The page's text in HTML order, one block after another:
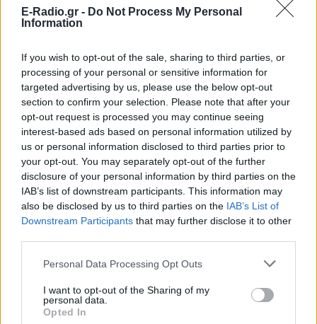
E-Radio.gr - Do Not Process My Personal
Information
If you wish to opt-out of the sale, sharing to third parties, or
processing of your personal or sensitive information for
targeted advertising by us, please use the below opt-out
section to confirm your selection. Please note that after your
opt-out request is processed you may continue seeing
interest-based ads based on personal information utilized by
us or personal information disclosed to third parties prior to
your opt-out. You may separately opt-out of the further
disclosure of your personal information by third parties on the
IAB’s list of downstream participants. This information may
also be disclosed by us to third parties on the IAB’s List of
Downstream Participants that may further disclose it to other
Personal Data Processing Opt Outs
I want to opt-out of the Sharing of my
personal data.
Opted In
Instagram account
Studio: +30 2410921444
Περιγραφή Σταθμού
Ένα νέο ραδιόφωνο ήρθε με σκοπό να δώσει νέα πνοή
στα θεσσαλικά ερτζιανά. ','Ένα νέο ραδιόφωνο ήρθε με
στόχο να δώσει βήμα και φωνή σε όλους τους
ανθρώπους του Θεσσαλικού Κάμπου.','Ένα νέο ραδιόφωνο
ήρθε ώστε να ενημερώσει χωρίς δεσμεύσεις και
συμβιβασμούς τον κόσμο της Θεσσαλίας και όχι
μόνο...','','','Campos FM 97,8','Από την καρδιά της Θεσσαλίας
και για όλη τη Θεσσαλία και την υπόλοιπη Ελλάδα, αλλά
Ψυχαγωγία - Πολιτισμός - Αθλητισμός - Αλληλεγγύη -
Επικοινωνία!','Όλα αυτά και άλλα τόσα, χωράνε στην
συχνότητα που θα γίνει η αγαπημένη σας συνήθεια, 24
ώρες την ημέρα, 7 ημέρες την εβδομάδα, από νωρίς το
πρωί με ενημερωτικές εκπομπές έως αργά το βράδυ με
εκπομπές αθλητικού, πολιτιστικού και ψυχαγωγικού